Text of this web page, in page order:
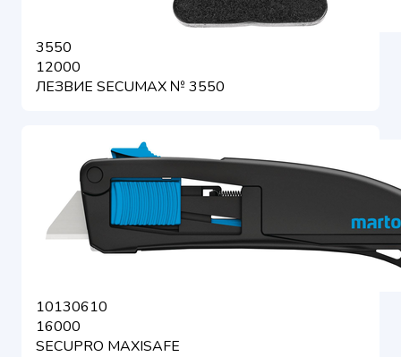
3550
12000
ЛЕЗВИЕ SECUMAX № 3550
10130610
16000
SECUPRO MAXISAFE